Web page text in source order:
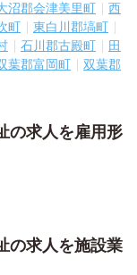
沼郡会津美里町
西
町
東白川郡塙町
石川郡古殿町
田
葉郡富岡町
双葉郡
の求人を雇用形
の求人を施設業